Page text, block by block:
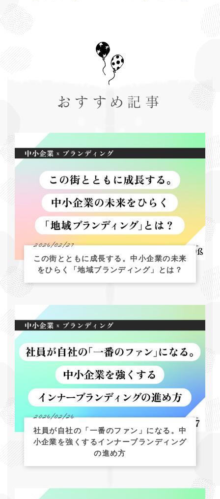
おすすめ記事
2026/02/27
この街とともに成長する。中小企業の未来
をひらく「地域ブランディング」とは？
2026/02/26
社員が自社の「一番のファン」になる。中
小企業を強くするインナーブランディング
の進め方